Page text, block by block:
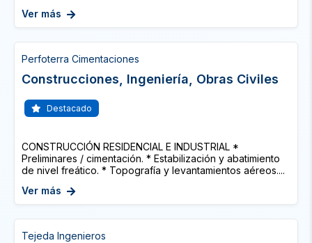
Ver más
Perfoterra Cimentaciones
Construcciones, Ingeniería, Obras Civiles
Destacado
CONSTRUCCIÓN RESIDENCIAL E INDUSTRIAL *
Preliminares / cimentación. * Estabilización y abatimiento
de nivel freático. * Topografía y levantamientos aéreos....
Ver más
Tejeda Ingenieros